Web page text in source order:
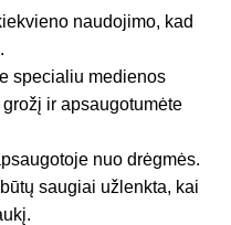
naudojimo, kad
specialiu medienos
ir apsaugotumėte
nuo drėgmės.
saugiai užlenkta, kai